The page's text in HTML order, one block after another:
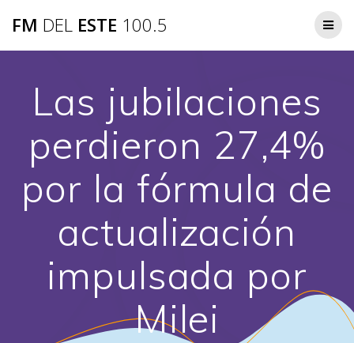
FM DEL ESTE 100.5
Las jubilaciones
perdieron 27,4%
por la fórmula de
actualización
impulsada por
Milei